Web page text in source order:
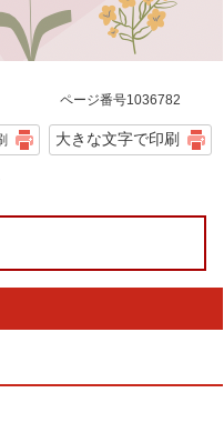
ページ番号1036782
大きな文字で印刷